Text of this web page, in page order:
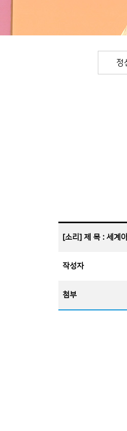
정
[소리] 제 목 : 세계
작성자
첨부